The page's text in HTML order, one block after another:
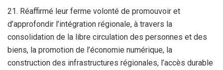
21. Réaffirmé leur ferme volonté de promouvoir et
d’approfondir l’intégration régionale, à travers la
consolidation de la libre circulation des personnes et des
biens, la promotion de l’économie numérique, la
construction des infrastructures régionales, l’accès durable